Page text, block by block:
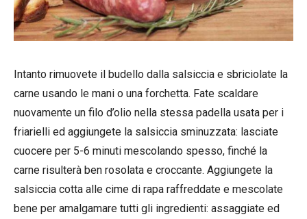
Intanto rimuovete il budello dalla salsiccia e sbriciolate la
carne usando le mani o una forchetta. Fate scaldare
nuovamente un filo d’olio nella stessa padella usata per i
friarielli ed aggiungete la salsiccia sminuzzata: lasciate
cuocere per 5-6 minuti mescolando spesso, finché la
carne risulterà ben rosolata e croccante. Aggiungete la
salsiccia cotta alle cime di rapa raffreddate e mescolate
bene per amalgamare tutti gli ingredienti: assaggiate ed